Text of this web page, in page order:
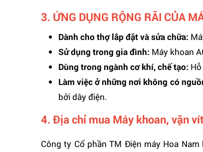
3. ỨNG DỤNG RỘNG RÃI CỦA
Dành cho thợ lắp đặt và sửa chữa:
Sử dụng trong gia đình: Máy khoan
Dùng trong ngành cơ khí, chế tạo:
Làm việc ở những nơi không có
bởi dây điện.
4. Địa chỉ mua Máy khoan, vặn
Công ty Cổ phần TM Điện máy Hoa